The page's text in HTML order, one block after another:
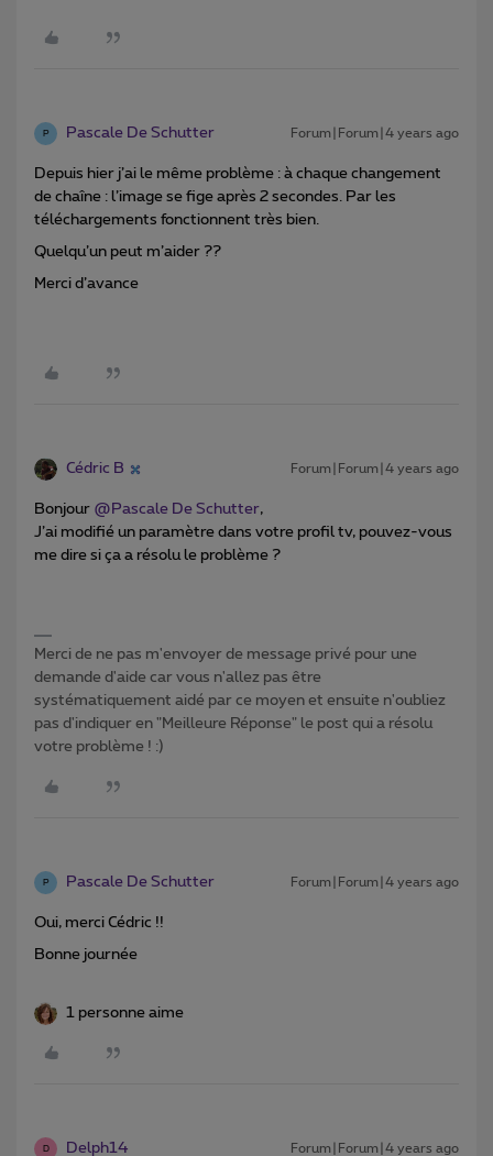
P Pascale De Schutter Forum|Forum|4 years ago
Depuis hier j’ai le même problème : à chaque changement
de chaîne : l’image se fige après 2 secondes. Par les
téléchargements fonctionnent très bien.
Quelqu’un peut m’aider ??
Merci d’avance
Cédric B Forum|Forum|4 years ago
Bonjour @Pascale De Schutter,
J’ai modifié un paramètre dans votre profil tv, pouvez-vous
me dire si ça a résolu le problème ?
Merci de ne pas m'envoyer de message privé pour une
demande d'aide car vous n'allez pas être
systématiquement aidé par ce moyen et ensuite n'oubliez
pas d'indiquer en "Meilleure Réponse" le post qui a résolu
votre problème ! :)
P Pascale De Schutter Forum|Forum|4 years ago
Oui, merci Cédric !!
Bonne journée
1 personne aime
D Delph14 Forum|Forum|4 years ago